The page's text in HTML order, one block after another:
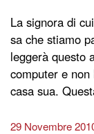
La signora di
sa che stiamo
leggerà questo
computer e
casa sua.
29 Novembre